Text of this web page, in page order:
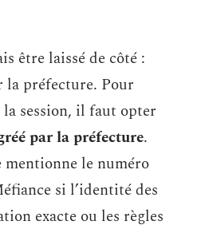
être laissé de côté :
la préfecture. Pour
session, il faut opter
par la préfecture.
mentionne le numéro
si l’identité des
exacte ou les règles